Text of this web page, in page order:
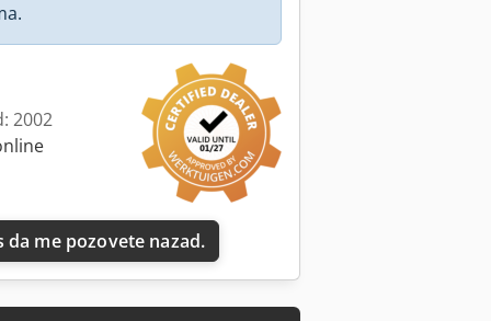
Zatražite više slika
2002
da me pozovete nazad.